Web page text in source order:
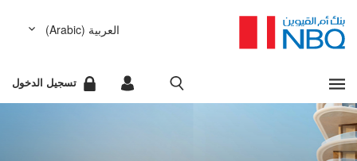
تسجيل الدخول
العربية (Arabic)
مشاهدة كل النتائج
عفواً، لا يوجد أي شيء مطابق لمعايير البحث التي أدخلتها.
عذراً، لقد حدث خطأ أثناء تحضير نتائج البحث المطلوب. يرجى
إعادة المحاولة لاحقاً.